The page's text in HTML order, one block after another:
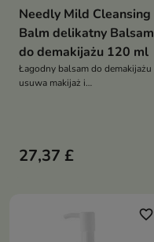
Needly Mild Cleansing
Balm delikatny Balsam
do demakijażu 120 ml
Łagodny balsam do demakijażu
usuwa makijaż i
jojoba, arganowym, z pestek
27,37 £
favorite_border